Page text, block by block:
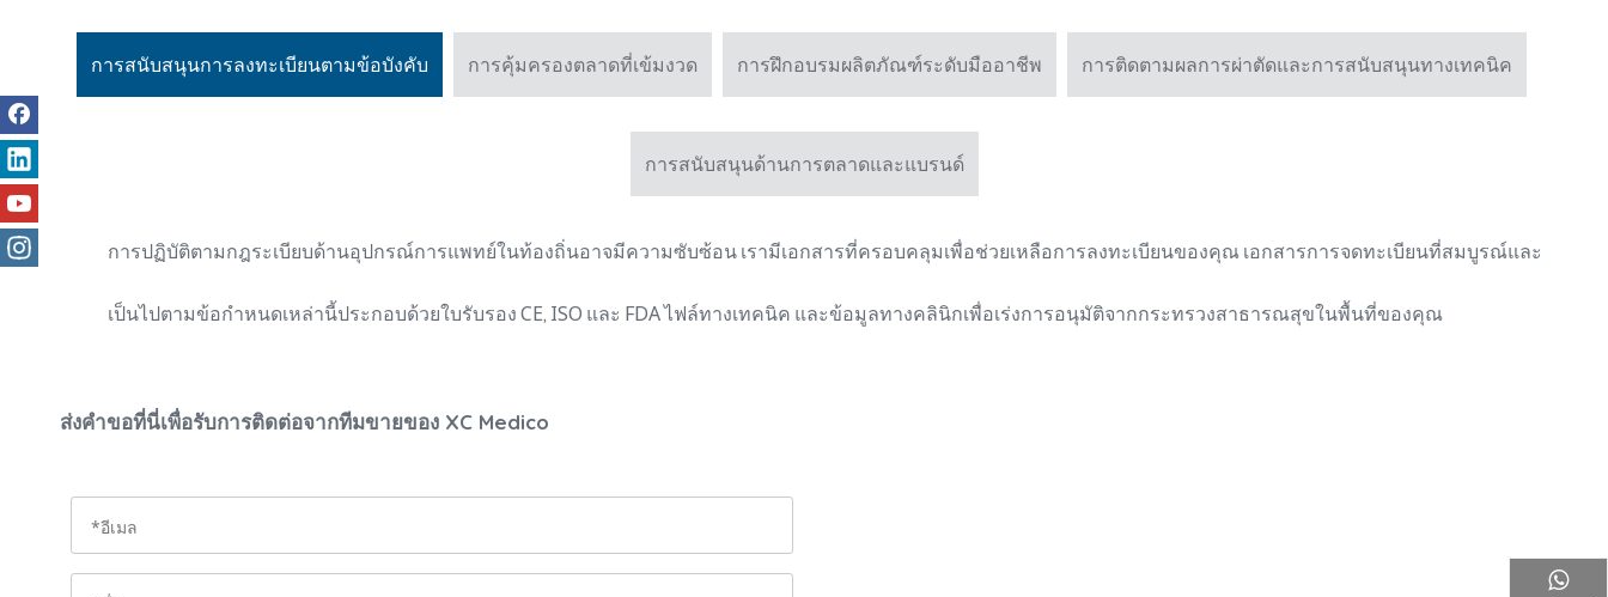
การสนับสนุนการลงทะเบียนตามข้อบังคับ การคุ้มครองตลาดที่เข้มงวด การฝึกอบรมผลิตภัณฑ์ระดับมืออาชีพ การติดตามผลการผ่าตัดและการสนับสนุนทางเทคนิค
การสนับสนุนด้านการตลาดและแบรนด์
การปฏิบัติตามกฎระเบียบด้านอุปกรณ์การแพทย์ในท้องถิ่นอาจมีความซับซ้อน เรามีเอกสารที่ครอบคลุมเพื่อช่วยเหลือการลงทะเบียนของคุณ เอกสารการจดทะเบียนที่สมบูรณ์และ
เป็นไปตามข้อกำหนดเหล่านี้ประกอบด้วยใบรับรอง CE, ISO และ FDA ไฟล์ทางเทคนิค และข้อมูลทางคลินิกเพื่อเร่งการอนุมัติจากกระทรวงสาธารณสุขในพื้นที่ของคุณ
ส่งคำขอที่นี่เพื่อรับการติดต่อจากทีมขายของ XC Medico